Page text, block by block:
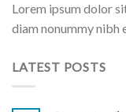
Lorem ipsum dolor
diam nonummy nibh
LATEST POSTS